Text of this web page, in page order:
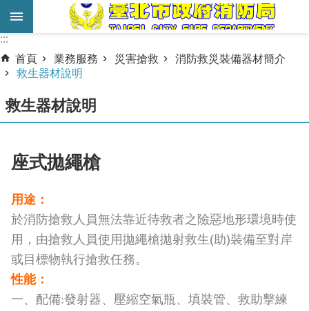
跳到主要內容區塊
進
階
尋
務
服
機
簡
介
宣
:::
:::
首頁
業務服務 災害搶救
消防救災裝備器材簡介
救生器材說明
救生器材說明
座式拋繩槍
用途：
於消防搶救人員無法靠近待救者之險惡地形環境時使
用，由搶救人員使用拋繩槍拋射救生(助)裝備至對岸
或目標物執行搶救任務。
性能：
一、配備:發射器、壓縮空氣瓶、填裝管、救助擊練